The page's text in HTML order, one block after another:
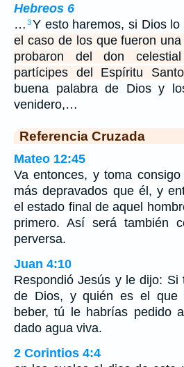
Hebreos 6
… 3Y esto haremos, si Dios lo
el caso de los que fueron
probaron del don
partícipes del Espíritu
buena palabra de Dios y
venidero,…
Referencia Cruzada
Mateo 12:45
Va entonces, y toma
más depravados que él, y
el estado final de aquel
primero. Así será también
perversa.
Juan 4:10
Respondió Jesús y le dijo: Si
de Dios, y quién es el que
beber, tú le habrías pedido
dado agua viva.
2 Corintios 4:4